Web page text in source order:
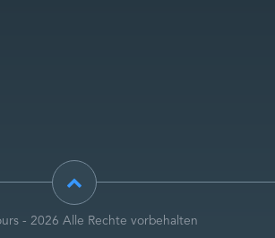
- 2026 Alle Rechte vorbehalten